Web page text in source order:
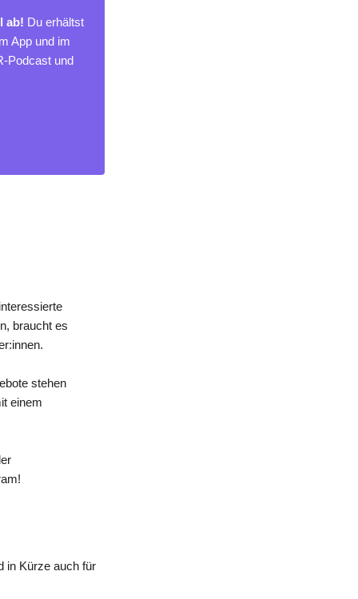
ab! Du erhältst
App und im
Podcast und
braucht es
stehen
einem
in Kürze auch für